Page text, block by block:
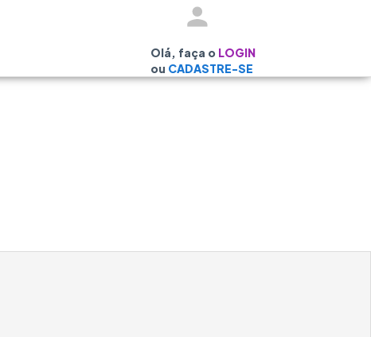
Olá, faça o LOGIN
ou CADASTRE-SE